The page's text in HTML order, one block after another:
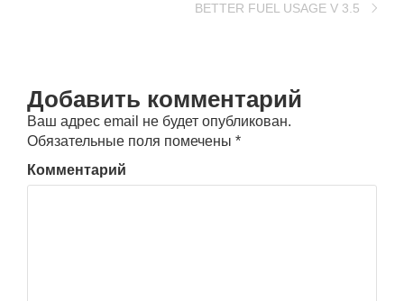
BETTER FUEL USAGE V 3.5
Добавить комментарий
Ваш адрес email не будет опубликован.
Обязательные поля помечены *
Комментарий